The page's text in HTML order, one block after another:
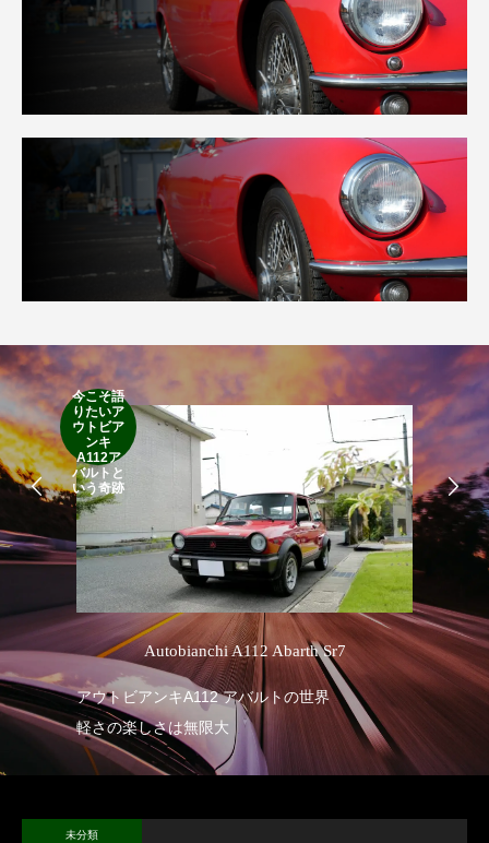
今こそ語
りたいア
ウトビア
ンキ
A112ア
バルトと
いう奇跡
Autobianchi A112 Abarth Sr7
アウトビアンキA112 アバルトの世界
軽さの楽しさは無限大
未分類